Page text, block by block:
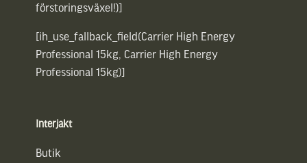
förstoringsväxel!)]
[ih_use_fallback_field(Carrier High Energy
Professional 15kg, Carrier High Energy
Professional 15kg)]
Interjakt
Butik